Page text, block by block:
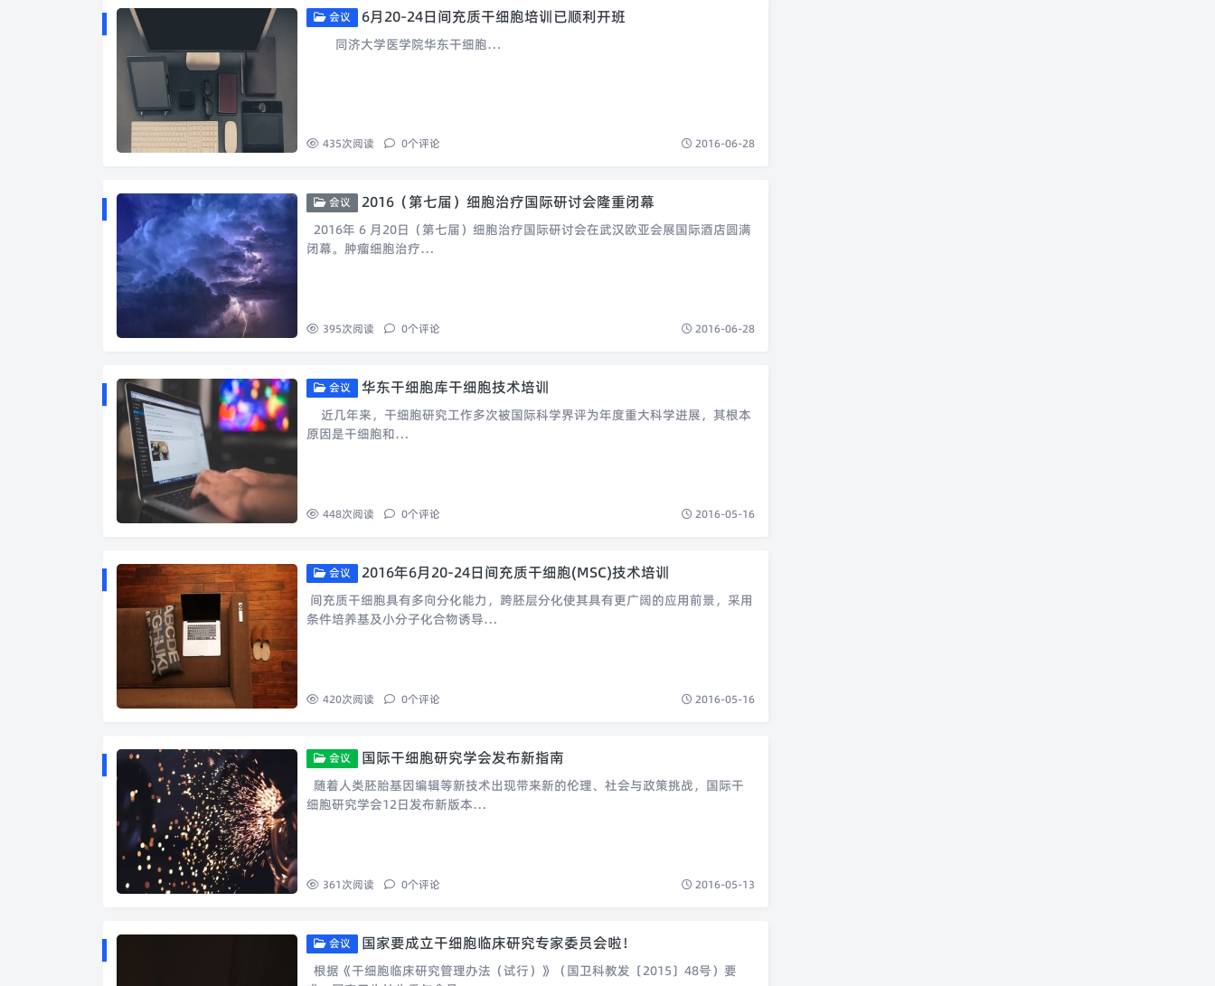
会议 6月20-24日间充质干细胞培训已顺利开班
同济大学医学院华东干细胞…
435次阅读 0个评论 2016-06-28
会议 2016（第七届）细胞治疗国际研讨会隆重闭幕
2016年 6 月20日（第七届）细胞治疗国际研讨会在武汉欧亚会展国际酒店圆满
闭幕。肿瘤细胞治疗…
395次阅读 0个评论 2016-06-28
会议 华东干细胞库干细胞技术培训
近几年来，干细胞研究工作多次被国际科学界评为年度重大科学进展，其根本
原因是干细胞和…
448次阅读 0个评论 2016-05-16
会议 2016年6月20-24日间充质干细胞(MSC)技术培训
间充质干细胞具有多向分化能力，跨胚层分化使其具有更广阔的应用前景，采用
条件培养基及小分子化合物诱导…
420次阅读 0个评论 2016-05-16
会议 国际干细胞研究学会发布新指南
随着人类胚胎基因编辑等新技术出现带来新的伦理、社会与政策挑战，国际干
细胞研究学会12日发布新版本…
361次阅读 0个评论 2016-05-13
会议 国家要成立干细胞临床研究专家委员会啦！
根据《干细胞临床研究管理办法（试行）》（国卫科教发〔2015〕48号）要